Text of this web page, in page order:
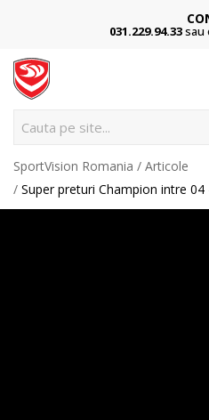
031.229.94.33sau
Cauta pe site...
SportVision Romania
Articole
Super preturi Champion intre 04